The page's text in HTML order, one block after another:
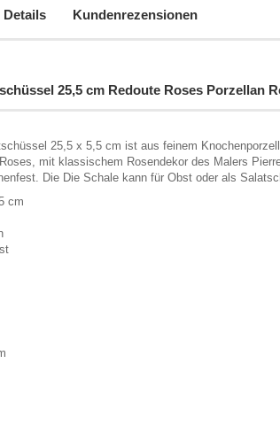
Details Kundenrezensionen
25,5 cm Redoute Roses Porzellan
25,5 x 5,5 cm ist aus feinem
mit klassischem Rosendekor des Malers
Die Die Schale kann für Obst oder als
cm